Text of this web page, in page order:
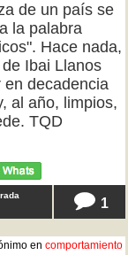
de un país se
la palabra
Hace nada,
Ibai Llanos
en decadencia
al año, limpios,
TQD
1
en comportamiento